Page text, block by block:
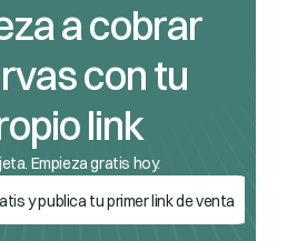
a cobrar
con tu
link
Empieza gratis hoy.
y publica tu primer link de venta